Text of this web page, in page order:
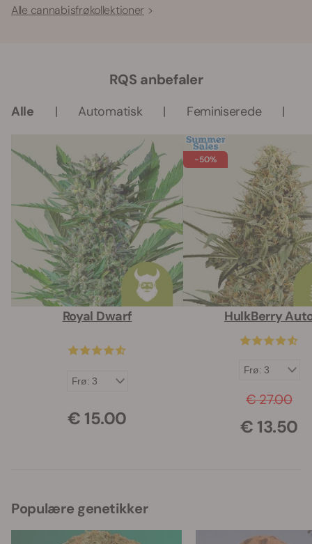
Alle cannabisfrøkollektioner
RQS anbefaler
Alle Automatisk Feminiserede
Royal Dwarf
€ 15.00
-50%
HulkBerry
€ 27.00
€ 13.50
Populære genetikker